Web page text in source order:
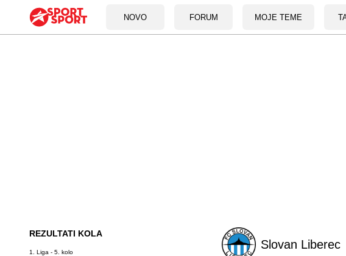
NOVO FORUM MOJE TEME
REZULTATI KOLA
1. Liga - 5. kolo
Slovan Liberec